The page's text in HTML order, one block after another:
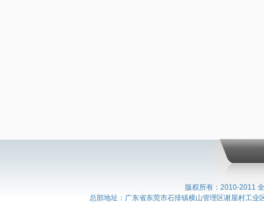
版权所有：2010-2011
总部地址：广东省东莞市石排镇横山管理区谢屋村工